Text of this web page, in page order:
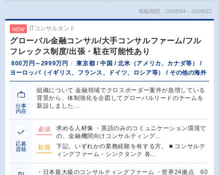
掲載期間：26/08/04～26/08/22
NEW ITコンサルタント
グローバル金融コンサル/大手コンサルファーム/フル
フレックス制度/出張・駐在可能性あり
800万円～2999万円
東京都 / 中国 / 北米（アメリカ、カナダ等） /
ヨーロッパ（イギリス、フランス、ドイツ、ロシア等） / その他の海外
仕事
内容
組織について 金融領域でクロスボーダー案件が急増している
背景から、体制強化を企図してグローバルリードのチームを
新設しました…
応募
資格
必須
求める人材像 ・英語のみのコミュニケーション環境で
の、金融機関向けコンサルティング…
歓迎
下記、いずれかの業務経験を有する方。 ■ コンサルテ
ィングファーム・シンクタンク 各…
・日本最大級のコンサルティングファーム ・世界24拠点 60